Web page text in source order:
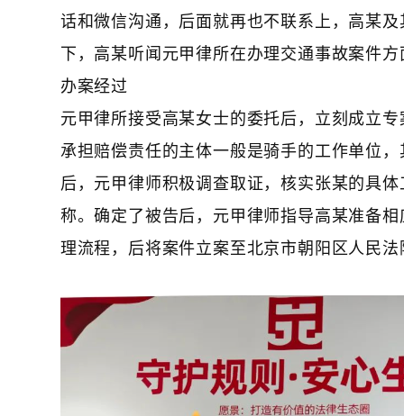
话和微信沟通，后面就再也不联系上，高某
下，高某听闻元甲律所在办理交通事故案件
办案经过
元甲律所接受高某女士的委托后，立刻成立
承担赔偿责任的主体一般是骑手的工作单位
后，元甲律师积极调查取证，核实张某的具
称。确定了被告后，元甲律师指导高某准备
理流程，后将案件立案至北京市朝阳区人民